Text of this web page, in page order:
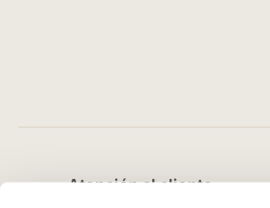
Atención al cliente